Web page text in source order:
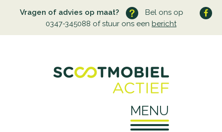
Vragen of advies op maat?
Bel ons op
0347-345088 of stuur ons een bericht
MENU